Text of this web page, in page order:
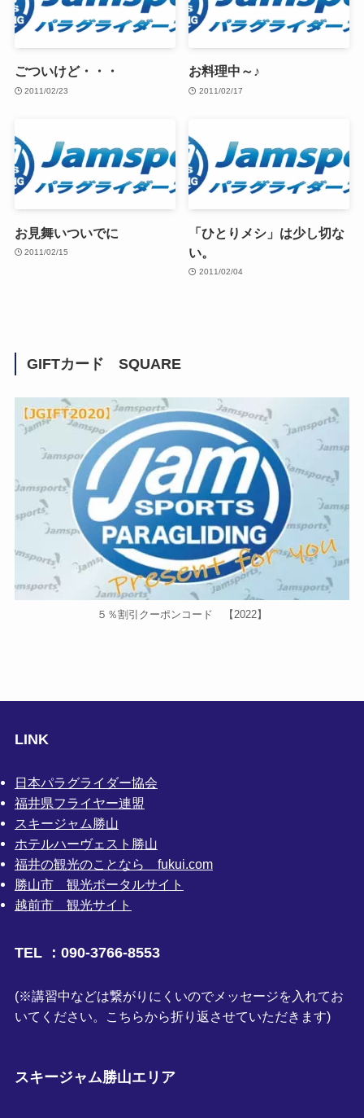
ごついけど・・・
2011/02/23
お料理中～♪
2011/02/17
お見舞いついでに
2011/02/15
「ひとりメシ」は少し切な
い。
2011/02/04
GIFTカード SQUARE
５％割引クーポンコード 【2022】
LINK
日本パラグライダー協会
福井県フライヤー連盟
スキージャム勝山
ホテルハーヴェスト勝山
福井の観光のことなら fukui.com
勝山市 観光ポータルサイト
越前市 観光サイト
TEL ：090-3766-8553
(※講習中などは繋がりにくいのでメッセージを入れてお
いてください。こちらから折り返させていただきます)
スキージャム勝山エリア